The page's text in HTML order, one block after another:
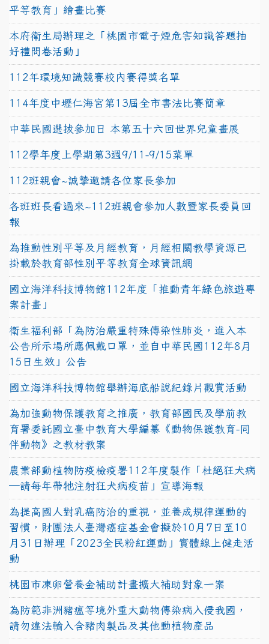
平等教育」繪畫比賽
本府衛生局辦理之「桃園市電子煙危害知識答題抽
好禮問卷活動」
112年環境知識競賽校內賽得獎名單
114年度中壢仁海宮第13屆全市書法比賽簡章
中華民國選拔參加日 本第五十六回世界兒童畫展
112學年度上學期第3週9/11-9/15菜單
112班親會~誠摯邀請各位家長參加
各班班長看過來~112班親會參加人數暨家長委員回
報
為推動性別平等及月經教育，月經相關教學資源已
掛載於教育部性別平等教育全球資訊網
國立海洋科技博物館112年度「推動青年綠色旅遊專
案計畫」
衛生福利部「為防治嚴重特殊傳染性肺炎，進入本
公告所示場所應佩戴口罩，並自中華民國112年8月
15日生效」公告
國立海洋科技博物館舉辦海底船說紀錄片觀賞活動
為加強動物保護教育之推廣，教育部國民及學前教
育署委託國立臺中教育大學編纂《動物保護教育-同
伴動物》之教材教案
農業部動植物防疫檢疫署112年度製作「杜絕狂犬病
—請每年帶牠注射狂犬病疫苗」宣導海報
為提高國人對乳癌防治的重視，並養成規律運動的
習慣，財團法人臺灣癌症基金會擬於10月7日至10
月31日辦理「2023全民粉紅運動」實體線上健走活
動
桃園市凍卵營養金補助計畫擴大補助對象一案
為防範非洲豬瘟等境外重大動物傳染病入侵我國，
請勿違法輸入含豬肉製品及其他動植物產品